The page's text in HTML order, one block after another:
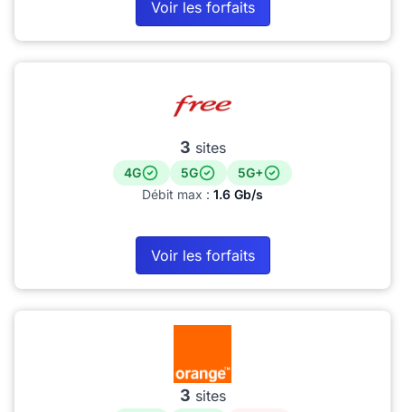
Voir les forfaits
3 sites
4G 5G
5G+
Débit max : 1.6 Gb/s
Voir les forfaits
3 sites